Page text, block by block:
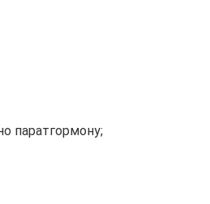
паратгормону;